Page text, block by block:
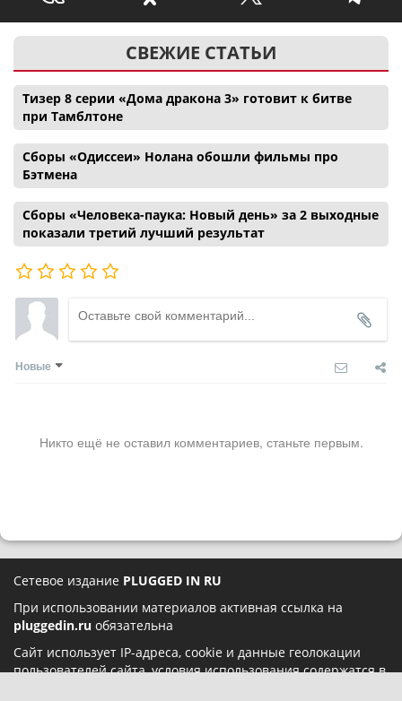
СВЕЖИЕ СТАТЬИ
Тизер 8 серии «Дома дракона 3» готовит к битве
при Тамблтоне
Сборы «Одиссеи» Нолана обошли фильмы про
Бэтмена
Сборы «Человека-паука: Новый день» за 2 выходные
показали третий лучший результат
Новые
Никто ещё не оставил комментариев, станьте первым.
Сетевое издание PLUGGED IN RU
При использовании материалов активная ссылка на
pluggedin.ru обязательна
Сайт использует IP-адреса, cookie и данные геолокации
пользователей сайта, условия использования содержатся в